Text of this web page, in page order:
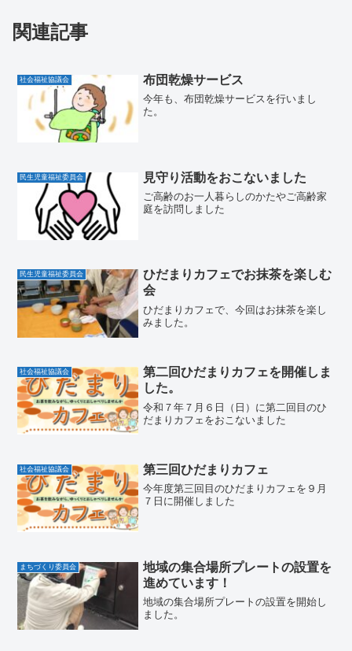
関連記事
社会福祉協議会 布団乾燥サービス
今年も、布団乾燥サービスを行いまし
た。
民生児童福祉委員会 見守り活動をおこないました
ご高齢のお一人暮らしのかたやご高齢家
庭を訪問しました
民生児童福祉委員会
ひだまりカフェでお抹茶を楽しむ
会
ひだまりカフェで、今回はお抹茶を楽し
みました。
社会福祉協議会
第二回ひだまりカフェを開催しま
した。
令和７年７月６日（日）に第二回目のひ
だまりカフェをおこないました
社会福祉協議会 第三回ひだまりカフェ
今年度第三回目のひだまりカフェを９月
７日に開催しました
まちづくり委員会
地域の集合場所プレートの設置を
進めています！
地域の集合場所プレートの設置を開始し
ました。